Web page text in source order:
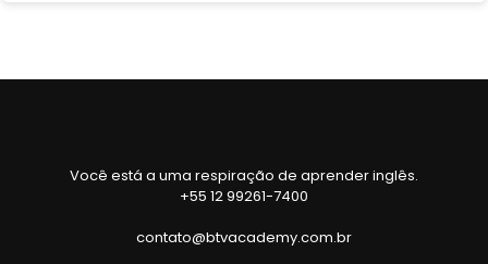
Você está a uma respiração de aprender inglês.
+55 12 99261-7400
contato@btvacademy.com.br